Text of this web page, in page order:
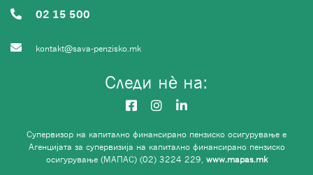
Следи нѐ на:
02 15 500
kontakt@sava-penzisko.mk
Супервизор на капитално финансирано пензиско осигурување е
Агенцијата за супервизија на капитално финансирано пензиско
осигурување (МАПАС) (02) 3224 229, www.mapas.mk